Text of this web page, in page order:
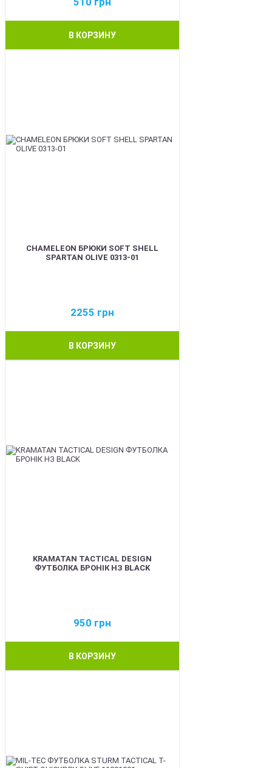
В КОРЗИНУ
CHAMELEON БРЮКИ SOFT SHELL
SPARTAN OLIVE 0313-01
2255 грн
В КОРЗИНУ
KRAMATAN TACTICAL DESIGN
ФУТБОЛКА БРОНІК НЗ BLACK
950 грн
В КОРЗИНУ